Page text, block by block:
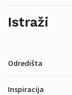
Istraži
Odredišta
Inspiracija